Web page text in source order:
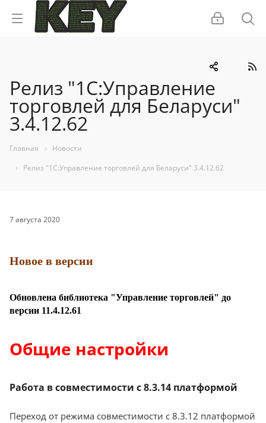
Релиз "1С:Управление
торговлей для Беларуси"
3.4.12.62
Главная
Новости
Релиз "1С:Управление торговлей для Беларуси" 3.4.12.62
7 августа 2020
Новое в версии
Обновлена библиотека "Управление торговлей" до
версии 11.4.12.61
Общие настройки
Работа в совместимости с 8.3.14 платформой
Переход от режима совместимости с 8.3.12 платформой